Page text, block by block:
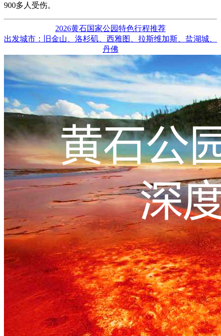
900多人受伤。
2026黄石国家公园特色行程推荐
出发城市：旧金山、洛杉矶、西雅图、拉斯维加斯、盐湖城、
丹佛